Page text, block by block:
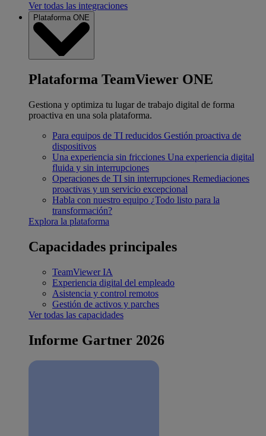
Ver todas las integraciones
Plataforma ONE
Plataforma TeamViewer ONE
Gestiona y optimiza tu lugar de trabajo digital de forma
proactiva en una sola plataforma.
Para equipos de TI reducidos Gestión proactiva de
dispositivos
Una experiencia sin fricciones Una experiencia digital
fluida y sin interrupciones
Operaciones de TI sin interrupciones Remediaciones
proactivas y un servicio excepcional
Habla con nuestro equipo ¿Todo listo para la
transformación?
Explora la plataforma
Capacidades principales
TeamViewer IA
Experiencia digital del empleado
Asistencia y control remotos
Gestión de activos y parches
Ver todas las capacidades
Informe Gartner 2026